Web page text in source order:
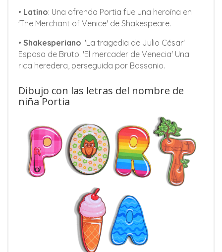
• Latino: Una ofrenda Portia fue una heroína en
'The Merchant of Venice' de Shakespeare.
• Shakesperiano: 'La tragedia de Julio César'
Esposa de Bruto. 'El mercader de Venecia' Una
rica heredera, perseguida por Bassanio.
Dibujo con las letras del nombre de
niña Portia